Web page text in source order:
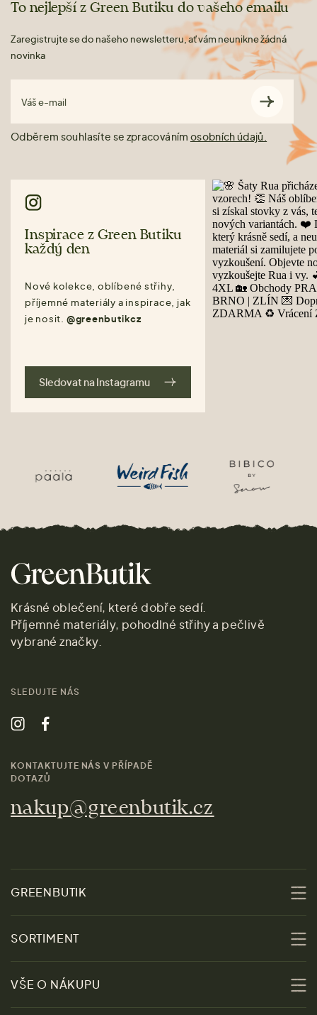
To nejlepší z Green Butiku do vašeho emailu
Zaregistrujte se do našeho newsletteru, ať vám neunikne žádná
novinka
Váš e-mail
Odběrem souhlasíte se zpracováním osobních údajů.
Inspirace z Green Butiku
každý den
Nové kolekce, oblíbené střihy,
příjemné materiály a inspirace, jak
je nosit. @greenbutikcz
Sledovat na Instagramu
Krásné oblečení, které dobře sedí.
Příjemné materiály, pohodlné střihy a pečlivě
vybrané značky.
SLEDUJTE NÁS
KONTAKTUJTE NÁS V PŘÍPADĚ
DOTAZŮ
nakup@greenbutik.cz
GREENBUTIK
Udržitelnost
SORTIMENT
Slevy
Ženy
VŠE O NÁKUPU